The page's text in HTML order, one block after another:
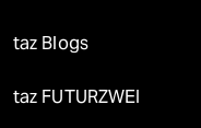
taz Blogs
taz FUTURZWEI